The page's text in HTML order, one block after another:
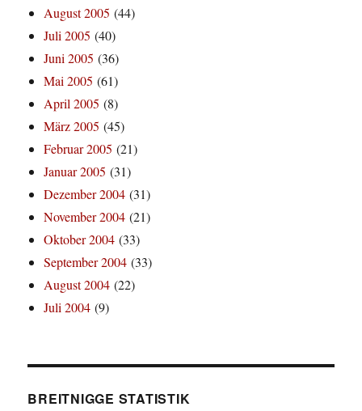
August 2005 (44)
Juli 2005 (40)
Juni 2005 (36)
Mai 2005 (61)
April 2005 (8)
März 2005 (45)
Februar 2005 (21)
Januar 2005 (31)
Dezember 2004 (31)
November 2004 (21)
Oktober 2004 (33)
September 2004 (33)
August 2004 (22)
Juli 2004 (9)
BREITNIGGE STATISTIK